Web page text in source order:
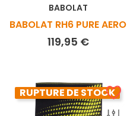
BABOLAT
BABOLAT RH6 PURE AERO
119,95 €Prix
RUPTURE DE STOCK